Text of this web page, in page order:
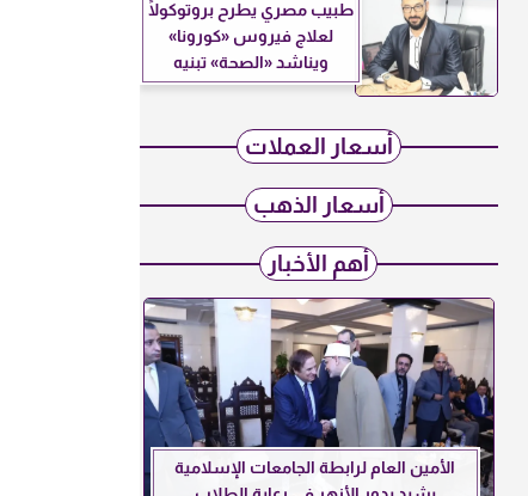
طبيب مصري يطرح بروتوكولًا
لعلاج فيروس «كورونا»
ويناشد «الصحة» تبنيه
أسعار العملات
أسعار الذهب
أهم الأخبار
الأمين العام لرابطة الجامعات الإسلامية